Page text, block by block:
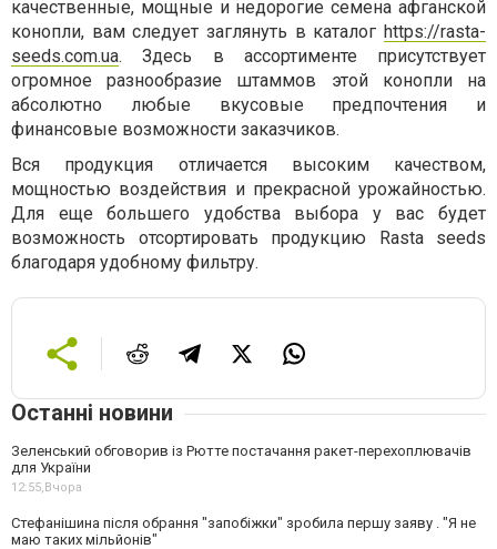
качественные, мощные и недорогие семена афганской
конопли, вам следует заглянуть в каталог https://rasta-
seeds.com.ua. Здесь в ассортименте присутствует
огромное разнообразие штаммов этой конопли на
абсолютно любые вкусовые предпочтения и
финансовые возможности заказчиков.
Вся продукция отличается высоким качеством,
мощностью воздействия и прекрасной урожайностью.
Для еще большего удобства выбора у вас будет
возможность отсортировать продукцию Rasta seeds
благодаря удобному фильтру.
Останні новини
Зеленський обговорив із Рютте постачання ракет-перехоплювачів
для України
12:55,Вчора
Стефанішина після обрання "запобіжки" зробила першу заяву . "Я не
маю таких мільйонів"